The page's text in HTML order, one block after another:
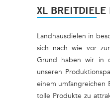
XL BREITDIELE
Landhausdielen in
sich nach wie vor
Grund haben wir in
unseren
einem
tolle Produkte zu